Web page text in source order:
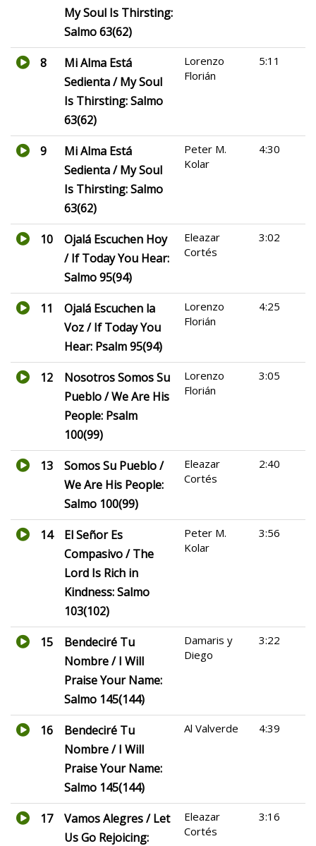
My Soul Is Thirsting:
Salmo 63(62)
8
Mi Alma Está
Sedienta / My Soul
Is Thirsting: Salmo
63(62)
Lorenzo
Florián
5:11
9
Mi Alma Está
Sedienta / My Soul
Is Thirsting: Salmo
63(62)
Peter M.
Kolar
4:30
10
Ojalá Escuchen Hoy
/ If Today You Hear:
Salmo 95(94)
Eleazar
Cortés
3:02
11
Ojalá Escuchen la
Voz / If Today You
Hear: Psalm 95(94)
Lorenzo
Florián
4:25
12
Nosotros Somos Su
Pueblo / We Are His
People: Psalm
100(99)
Lorenzo
Florián
3:05
13
Somos Su Pueblo /
We Are His People:
Salmo 100(99)
Eleazar
Cortés
2:40
14
El Señor Es
Compasivo / The
Lord Is Rich in
Kindness: Salmo
103(102)
Peter M.
Kolar
3:56
15
Bendeciré Tu
Nombre / I Will
Praise Your Name:
Salmo 145(144)
Damaris y
Diego
3:22
16
Bendeciré Tu
Nombre / I Will
Praise Your Name:
Salmo 145(144)
Al Valverde 4:39
17
Vamos Alegres / Let
Us Go Rejoicing:
Eleazar
Cortés
3:16